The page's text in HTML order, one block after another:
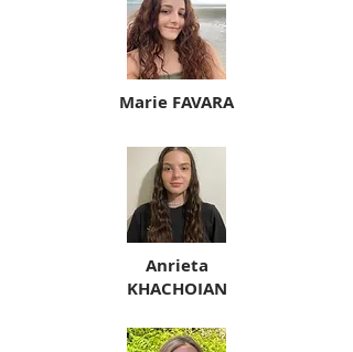
Marie FAVARA
Anrieta
KHACHOIAN